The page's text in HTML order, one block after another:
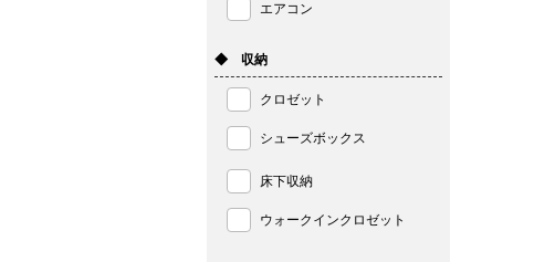
エアコン
◆ 収納
クロゼット
シューズボックス
床下収納
ウォークインクロゼット